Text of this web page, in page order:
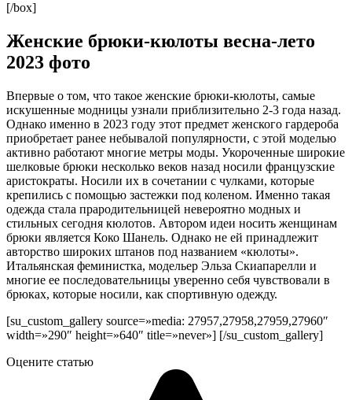
[/box]
Женские брюки-кюлоты весна-лето
2023 фото
Впервые о том, что такое женские брюки-кюлоты, самые
искушенные модницы узнали приблизительно 2-3 года назад.
Однако именно в 2023 году этот предмет женского гардероба
приобретает ранее небывалой популярности, с этой моделью
активно работают многие метры моды. Укороченные широкие
шелковые брюки несколько веков назад носили французские
аристократы. Носили их в сочетании с чулками, которые
крепились с помощью застежки под коленом. Именно такая
одежда стала прародительницей невероятно модных и
стильных сегодня кюлотов. Автором идеи носить женщинам
брюки является Коко Шанель. Однако не ей принадлежит
авторство широких штанов под названием «кюлоты».
Итальянская феминистка, модельер Эльза Скиапарелли и
многие ее последовательницы уверенно себя чувствовали в
брюках, которые носили, как спортивную одежду.
[su_custom_gallery source=»media: 27957,27958,27959,27960″
width=»290″ height=»640″ title=»never»] [/su_custom_gallery]
Оцените статью